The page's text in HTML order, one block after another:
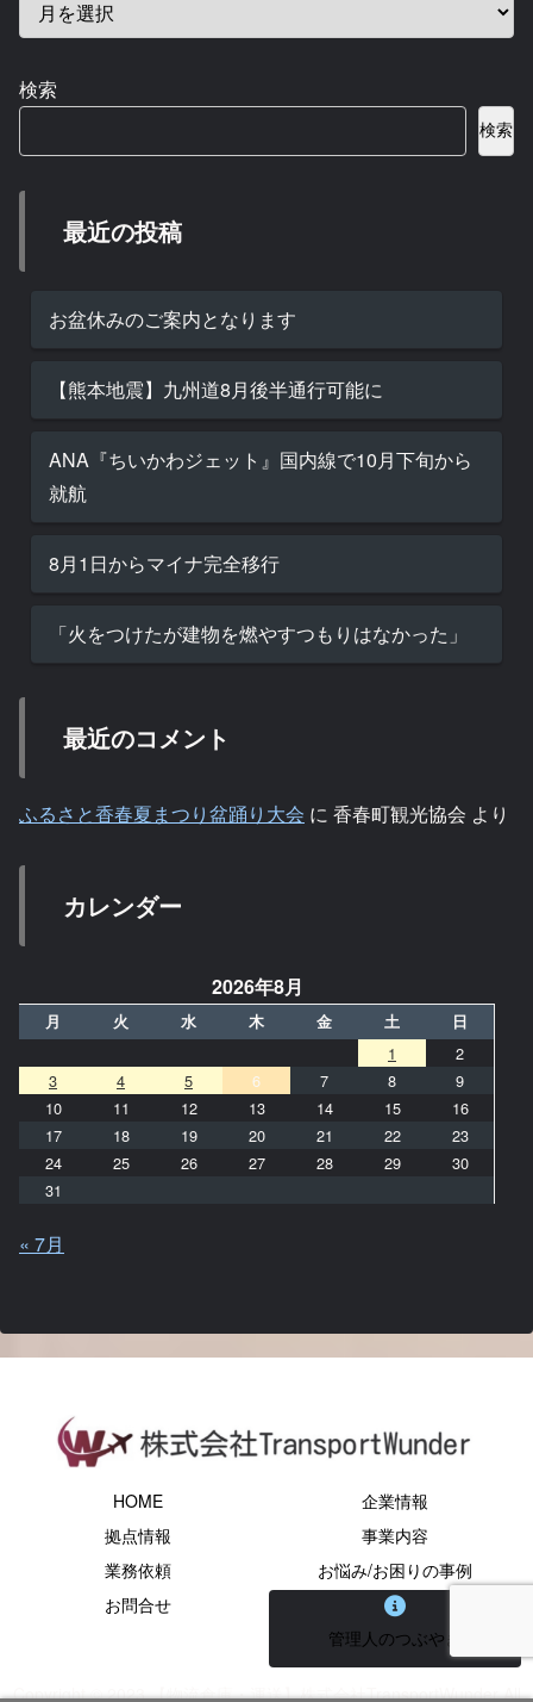
検索
検索
最近の投稿
お盆休みのご案内となります
【熊本地震】九州道8月後半通行可能に
ANA『ちいかわジェット』国内線で10月下旬から
就航
8月1日からマイナ完全移行
「火をつけたが建物を燃やすつもりはなかった」
最近のコメント
ふるさと香春夏まつり盆踊り大会 に 香春町観光協会 より
カレンダー
2026年8月
月 火 水 木 金 土 日
1
2
3
4 5 6 7 8
9
10
11 12 13 14 15
16
17
18 19 20 21 22
23
24
25 26 27 28 29
30
31
« 7月
HOME
企業情報
拠点情報
事業内容
業務依頼
お悩み/お困りの事例
お問合せ
管理人のつぶやき
Copyright © 2023 【物流倉庫・運送】株式会社TransportWunder All